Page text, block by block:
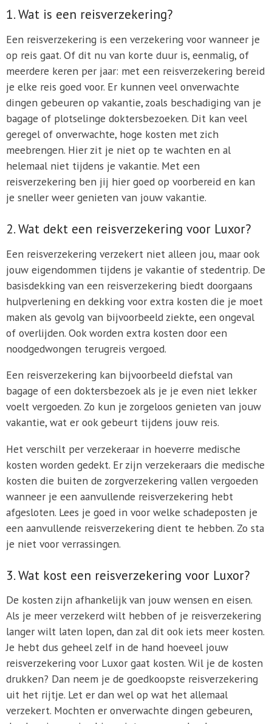
1. Wat is een reisverzekering?
Een reisverzekering is een verzekering voor wanneer je
op reis gaat. Of dit nu van korte duur is, eenmalig, of
meerdere keren per jaar: met een reisverzekering bereid
je elke reis goed voor. Er kunnen veel onverwachte
dingen gebeuren op vakantie, zoals beschadiging van je
bagage of plotselinge doktersbezoeken. Dit kan veel
geregel of onverwachte, hoge kosten met zich
meebrengen. Hier zit je niet op te wachten en al
helemaal niet tijdens je vakantie. Met een
reisverzekering ben jij hier goed op voorbereid en kan
je sneller weer genieten van jouw vakantie.
2. Wat dekt een reisverzekering voor Luxor?
Een reisverzekering verzekert niet alleen jou, maar ook
jouw eigendommen tijdens je vakantie of stedentrip. De
basisdekking van een reisverzekering biedt doorgaans
hulpverlening en dekking voor extra kosten die je moet
maken als gevolg van bijvoorbeeld ziekte, een ongeval
of overlijden. Ook worden extra kosten door een
noodgedwongen terugreis vergoed.
Een reisverzekering kan bijvoorbeeld diefstal van
bagage of een doktersbezoek als je je even niet lekker
voelt vergoeden. Zo kun je zorgeloos genieten van jouw
vakantie, wat er ook gebeurt tijdens jouw reis.
Het verschilt per verzekeraar in hoeverre medische
kosten worden gedekt. Er zijn verzekeraars die medische
kosten die buiten de zorgverzekering vallen vergoeden
wanneer je een aanvullende reisverzekering hebt
afgesloten. Lees je goed in voor welke schadeposten je
een aanvullende reisverzekering dient te hebben. Zo sta
je niet voor verrassingen.
3. Wat kost een reisverzekering voor Luxor?
De kosten zijn afhankelijk van jouw wensen en eisen.
Als je meer verzekerd wilt hebben of je reisverzekering
langer wilt laten lopen, dan zal dit ook iets meer kosten.
Je hebt dus geheel zelf in de hand hoeveel jouw
reisverzekering voor Luxor gaat kosten. Wil je de kosten
drukken? Dan neem je de goedkoopste reisverzekering
uit het rijtje. Let er dan wel op wat het allemaal
verzekert. Mochten er onverwachte dingen gebeuren,